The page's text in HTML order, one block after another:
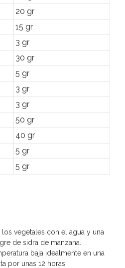
20 gr
15 gr
3 gr
30 gr
5 gr
3 gr
3 gr
50 gr
40 gr
5 gr
5 gr
vegetales con el agua y una
de sidra de manzana.
baja idealmente en una
por unas 12 horas.